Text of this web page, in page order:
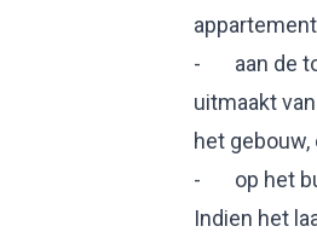
- aan de
uitmaakt
het gebouw,
- op het
Indien het